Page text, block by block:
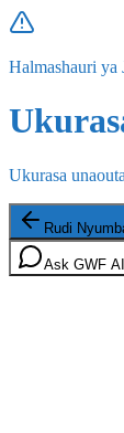
Halmashauri ya
Ukurasa
Rudi
Ask GWF